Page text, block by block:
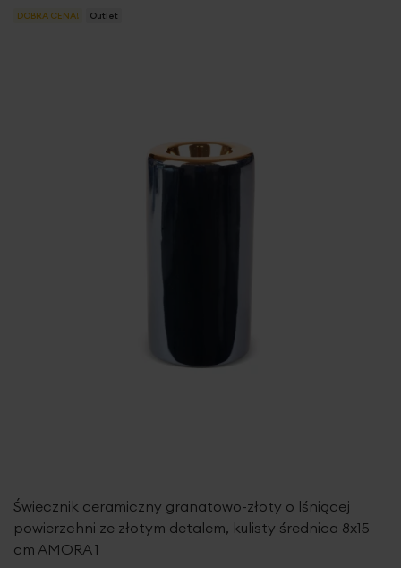
DOBRA CENA! Outlet
Świecznik ceramiczny granatowo-złoty o lśniącej
powierzchni ze złotym detalem, kulisty średnica 8x15
cm AMORA 1